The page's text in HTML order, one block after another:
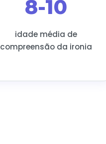
8-10
idade média de
compreensão da ironia